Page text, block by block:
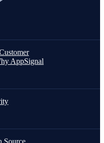
AppSignal